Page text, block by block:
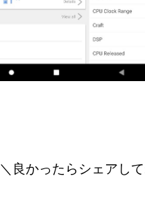
＼良かったらシェアし